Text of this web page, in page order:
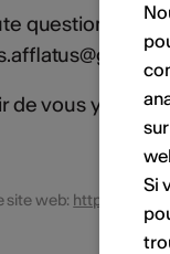
question,
de vous y
site web: https://
Si